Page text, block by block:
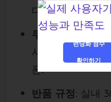
다. 취향 타협으
쿠폰 중첩 순서
:
시/청구 → 플랫
폰.
반품 규정: 실내
런닝화 점수
확인하기